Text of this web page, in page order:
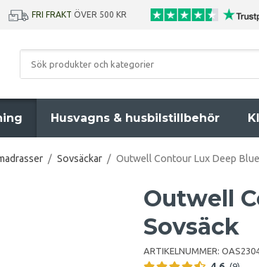
FRI FRAKT ÖVER 500 KR
Husvagns & husbilstillbehör
/ Sovsäckar / Outwell Contour Lux Deep
Outwell
Sovsäck
ARTIKELNUMMER: